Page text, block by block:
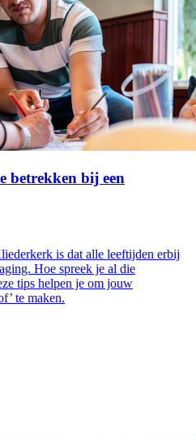
betrekken bij een
is dat alle leeftijden erbij
Hoe spreek je al die
tips helpen je om jouw
te maken.